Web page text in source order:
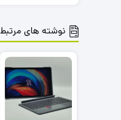
نوشته های مرتبط